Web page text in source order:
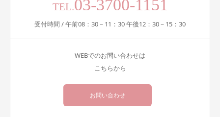
TEL.03-3700-1151
受付時間 / 午前08：30－11：30 午後12：30－15：30
WEBでのお問い合わせは
こちらから
お問い合わせ